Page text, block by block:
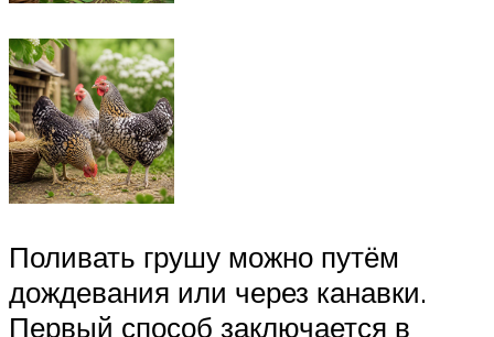
Поливать грушу можно путём
дождевания или через канавки.
Первый способ заключается в